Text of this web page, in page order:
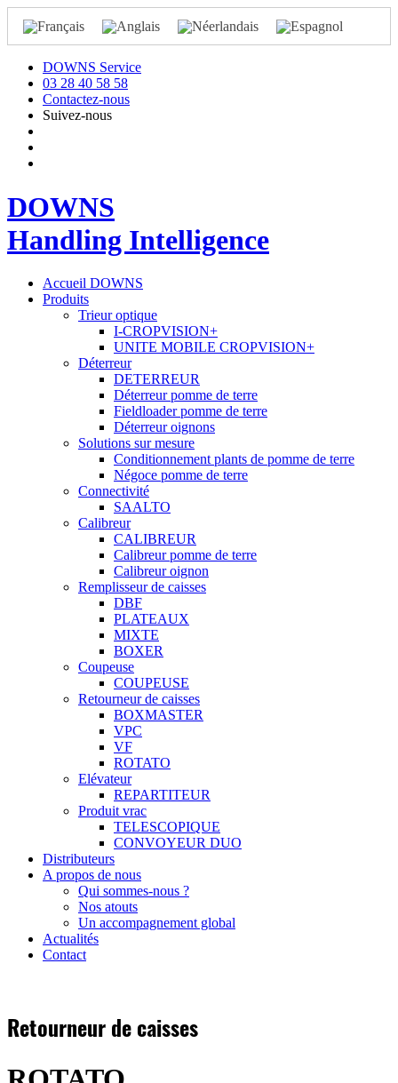
DOWNS Service
03 28 40 58 58
Contactez-nous
Suivez-nous
DOWNS
Handling Intelligence
Accueil DOWNS
Produits
Trieur optique
I-CROPVISION+
UNITE MOBILE CROPVISION+
Déterreur
DETERREUR
Déterreur pomme de terre
Fieldloader pomme de terre
Déterreur oignons
Solutions sur mesure
Conditionnement plants de pomme de terre
Négoce pomme de terre
Connectivité
SAALTO
Calibreur
CALIBREUR
Calibreur pomme de terre
Calibreur oignon
Remplisseur de caisses
DBF
PLATEAUX
MIXTE
BOXER
Coupeuse
COUPEUSE
Retourneur de caisses
BOXMASTER
VPC
VF
ROTATO
Elévateur
REPARTITEUR
Produit vrac
TELESCOPIQUE
CONVOYEUR DUO
Distributeurs
A propos de nous
Qui sommes-nous ?
Nos atouts
Un accompagnement global
Actualités
Contact
Retourneur de caisses